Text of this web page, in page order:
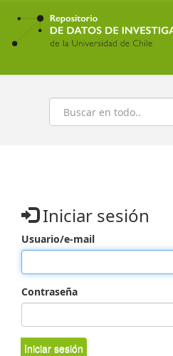
Ir
contenido
principal
Buscar
Iniciar sesión
Usuario/e-mail
Contraseña
Iniciar sesión